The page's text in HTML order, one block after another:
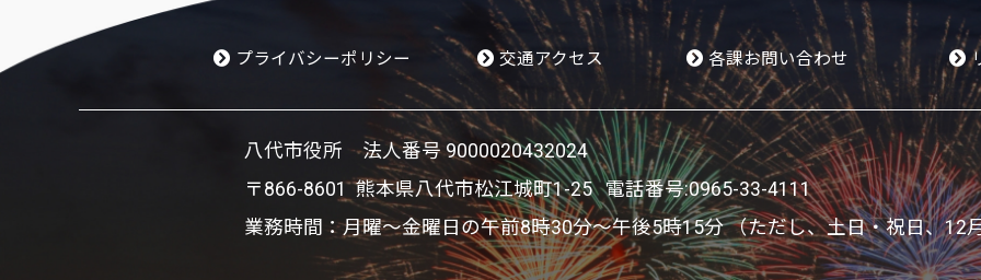
プライバシーポリシー 交通アクセス 各課お問い合わせ
八代市役所 法人番号 9000020432024
〒866-8601 熊本県八代市松江城町1-25 電話番号:0965-33-4111
業務時間：月曜～金曜日の午前8時30分～午後5時15分 （ただし、土日・祝日、12